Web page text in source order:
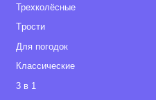
Трехколёсные
Tрости
Для погодок
Классические
3 в 1